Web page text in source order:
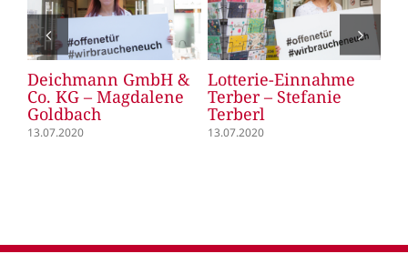
Deichmann GmbH &
Co. KG – Magdalene
Goldbach
13.07.2020
Lotterie-Einnahme
Terber – Stefanie
Terberl
13.07.2020